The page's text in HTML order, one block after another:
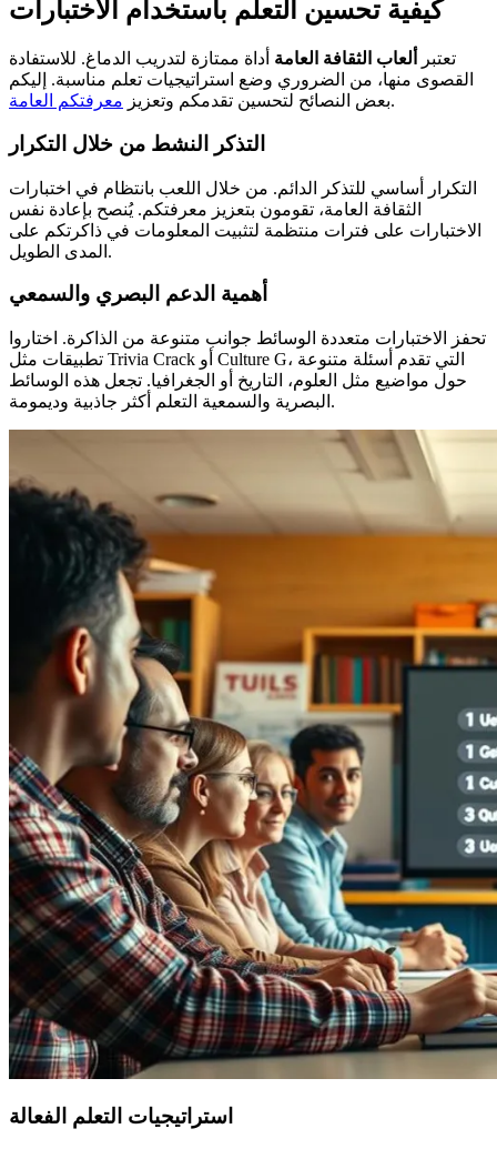
كيفية تحسين التعلم باستخدام الاختبارات
تعتبر ألعاب الثقافة العامة أداة ممتازة لتدريب الدماغ. للاستفادة
القصوى منها، من الضروري وضع استراتيجيات تعلم مناسبة. إليكم
بعض النصائح لتحسين تقدمكم وتعزيز معرفتكم العامة .
التذكر النشط من خلال التكرار
التكرار أساسي للتذكر الدائم. من خلال اللعب بانتظام في اختبارات
الثقافة العامة، تقومون بتعزيز معرفتكم. يُنصح بإعادة نفس
الاختبارات على فترات منتظمة لتثبيت المعلومات في ذاكرتكم على
المدى الطويل.
أهمية الدعم البصري والسمعي
تحفز الاختبارات متعددة الوسائط جوانب متنوعة من الذاكرة. اختاروا
تطبيقات مثل Trivia Crack أو Culture G، التي تقدم أسئلة متنوعة
حول مواضيع مثل العلوم، التاريخ أو الجغرافيا. تجعل هذه الوسائط
البصرية والسمعية التعلم أكثر جاذبية وديمومة.
استراتيجيات التعلم الفعالة